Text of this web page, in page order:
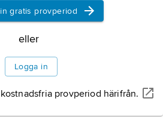
gratis provperiod
eller
Logga in
provperiod härifrån.